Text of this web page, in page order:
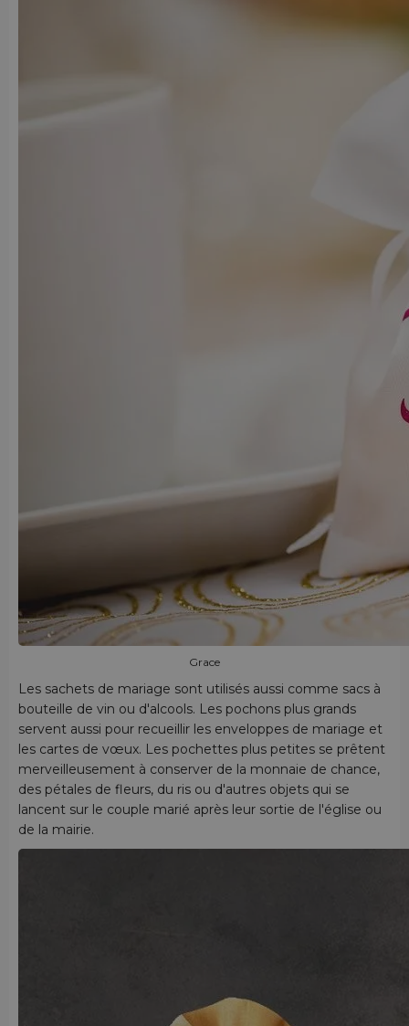
Grace
Les sachets de mariage sont utilisés aussi comme sacs à
bouteille de vin ou d'alcools. Les pochons plus grands
servent aussi pour recueillir les enveloppes de mariage et
les cartes de vœux. Les pochettes plus petites se prêtent
merveilleusement à conserver de la monnaie de chance,
des pétales de fleurs, du ris ou d'autres objets qui se
lancent sur le couple marié après leur sortie de l'église ou
de la mairie.